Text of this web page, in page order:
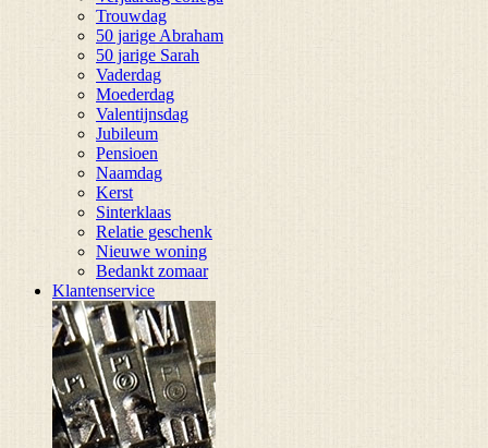
Trouwdag
50 jarige Abraham
50 jarige Sarah
Vaderdag
Moederdag
Valentijnsdag
Jubileum
Pensioen
Naamdag
Kerst
Sinterklaas
Relatie geschenk
Nieuwe woning
Bedankt zomaar
Klantenservice